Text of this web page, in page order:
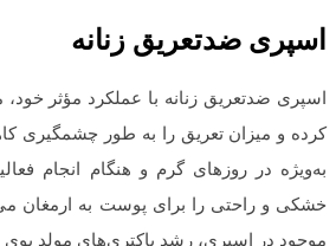
اسپری ضدتعریق زنانه
اسپری ضدتعریق زنانه با عملکرد مؤثر
کرده و میزان تعریق را به طور چشمگیری
به‌ویژه در روزهای گرم و هنگام انجام
خشکی و راحتی را برای پوست به ارمغان
موجود در اسپری، رشد باکتری‌های مولد بوی